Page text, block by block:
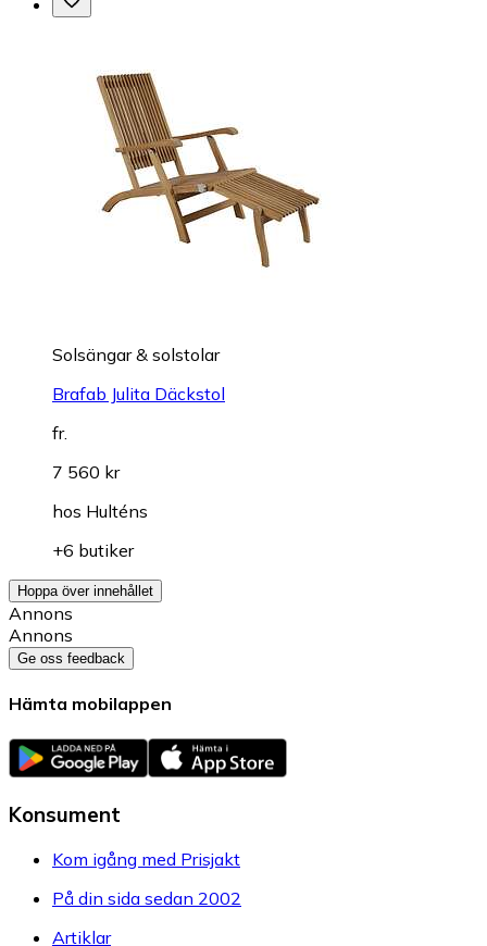
Solsängar & solstolar
Brafab Julita Däckstol
fr.
7 560 kr
hos Hulténs
+6 butiker
Hoppa över innehållet
Annons
Annons
Ge oss feedback
Hämta mobilappen
Konsument
Kom igång med Prisjakt
På din sida sedan 2002
Artiklar